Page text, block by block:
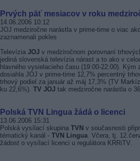
Prvých päť mesiacov v roku
14.06.2006 10:12
JOJ medziročne narástla v prime-time o viac
zaznamenali pokles
Televízia JOJ v medziročnom porovnaní
jediná slovenská televízia nárast a to ako v
hlavného vysielacieho času (19:00-22:00).
dosiahla JOJ v prime-time 12,7% percentný
trhový podiel za január až máj 17,3% (TV
ku 22,6%). TV JOJ tak medziročne narástla o
Polská TVN Lingua žádá o licenci
13.06.2006 15:31
Polská vysílací skupina TVN v současnosti
tématický kanál - TVN Lingua. Včera, tj.
žádost o vysílací licenci u regulátora KRRiTV.